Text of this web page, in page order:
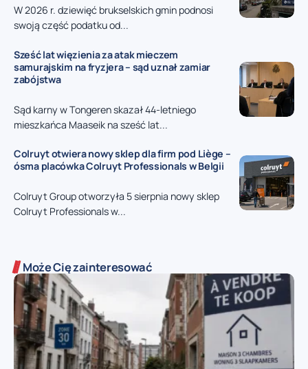
W 2026 r. dziewięć brukselskich gmin podnosi
swoją część podatku od...
Sześć lat więzienia za atak mieczem
samurajskim na fryzjera – sąd uznał zamiar
zabójstwa
Sąd karny w Tongeren skazał 44-letniego
mieszkańca Maaseik na sześć lat...
Colruyt otwiera nowy sklep dla firm pod Liège –
ósma placówka Colruyt Professionals w Belgii
Colruyt Group otworzyła 5 sierpnia nowy sklep
Colruyt Professionals w...
Może Cię zainteresować